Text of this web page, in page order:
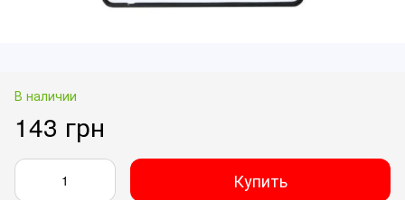
В наличии
143 грн
Купить